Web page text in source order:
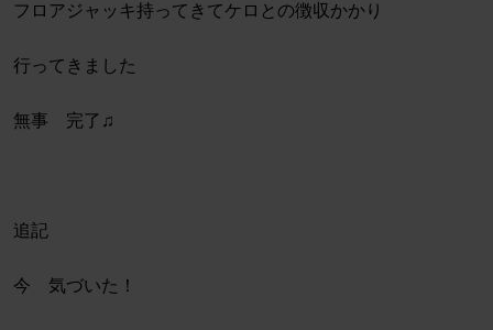
フロアジャッキ持ってきてケロとの徴収かかり
行ってきました
無事 完了♫
追記
今 気づいた！